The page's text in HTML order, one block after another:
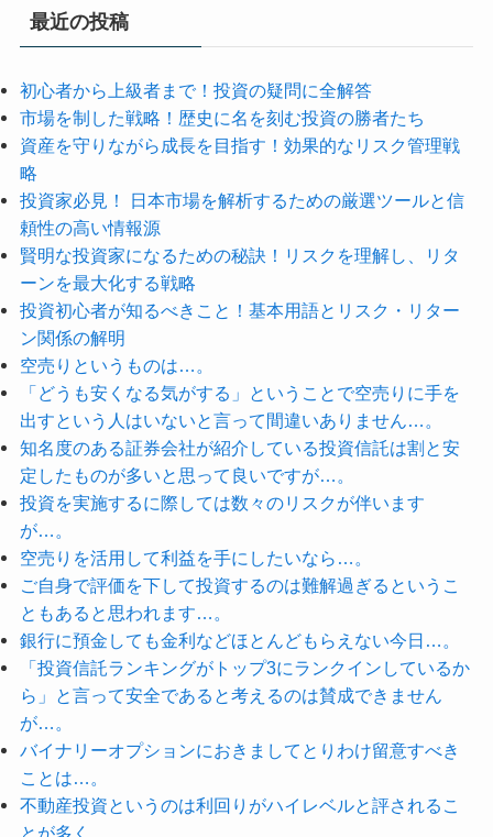
最近の投稿
初心者から上級者まで！投資の疑問に全解答
市場を制した戦略！歴史に名を刻む投資の勝者たち
資産を守りながら成長を目指す！効果的なリスク管理戦
略
投資家必見！ 日本市場を解析するための厳選ツールと信
頼性の高い情報源
賢明な投資家になるための秘訣！リスクを理解し、リタ
ーンを最大化する戦略
投資初心者が知るべきこと！基本用語とリスク・リター
ン関係の解明
空売りというものは…。
「どうも安くなる気がする」ということで空売りに手を
出すという人はいないと言って間違いありません…。
知名度のある証券会社が紹介している投資信託は割と安
定したものが多いと思って良いですが…。
投資を実施するに際しては数々のリスクが伴います
が…。
空売りを活用して利益を手にしたいなら…。
ご自身で評価を下して投資するのは難解過ぎるというこ
ともあると思われます…。
銀行に預金しても金利などほとんどもらえない今日…。
「投資信託ランキングがトップ3にランクインしているか
ら」と言って安全であると考えるのは賛成できません
が…。
バイナリーオプションにおきましてとりわけ留意すべき
ことは…。
不動産投資というのは利回りがハイレベルと評されるこ
とが多く…。